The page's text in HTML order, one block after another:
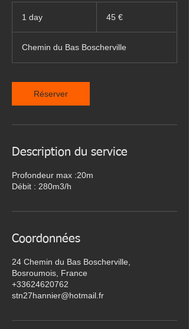
1 day 45 €
Chemin du Bas Boscherville
Réserver
Description du service
Profondeur max :20m
Débit : 280m3/h
Coordonnées
24 Chemin du Bas Boscherville,
Bosroumois, France
+33624620762
stn27hannier@hotmail.fr